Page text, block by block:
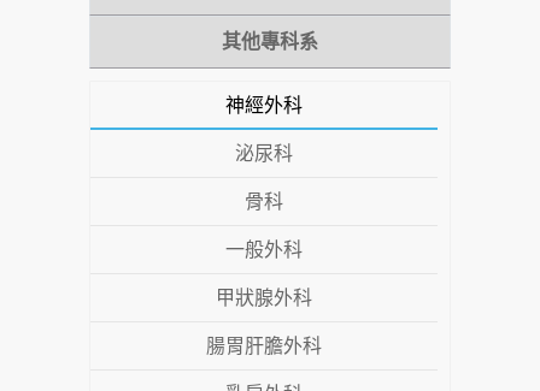
其他專科系
神經外科
泌尿科
骨科
一般外科
甲狀腺外科
腸胃肝膽外科